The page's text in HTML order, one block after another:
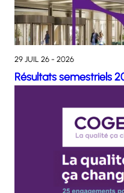
29 JUIL 26 - 2026
Résultats semestriels